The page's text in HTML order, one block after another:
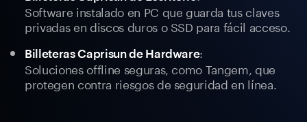
Software instalado en PC que guarda tus claves
privadas en discos duros o SSD para fácil acceso.
Billeteras Caprisun de Hardware:
Soluciones offline seguras, como Tangem, que
protegen contra riesgos de seguridad en línea.